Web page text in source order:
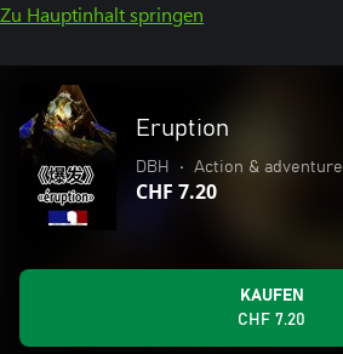
Zu Hauptinhalt springen
Eruption
DBH • Action & adventure
CHF 7.20
KAUFEN
CHF 7.20